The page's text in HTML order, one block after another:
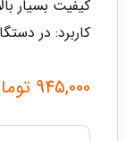
کیفیت بسیار
کاربرد: در
945,000